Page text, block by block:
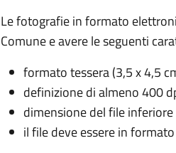
Le fotografie in formato
Comune e avere le seguenti
formato tessera (3,5 x 4,5
definizione di almeno 400
dimensione del file
il file deve essere in formato